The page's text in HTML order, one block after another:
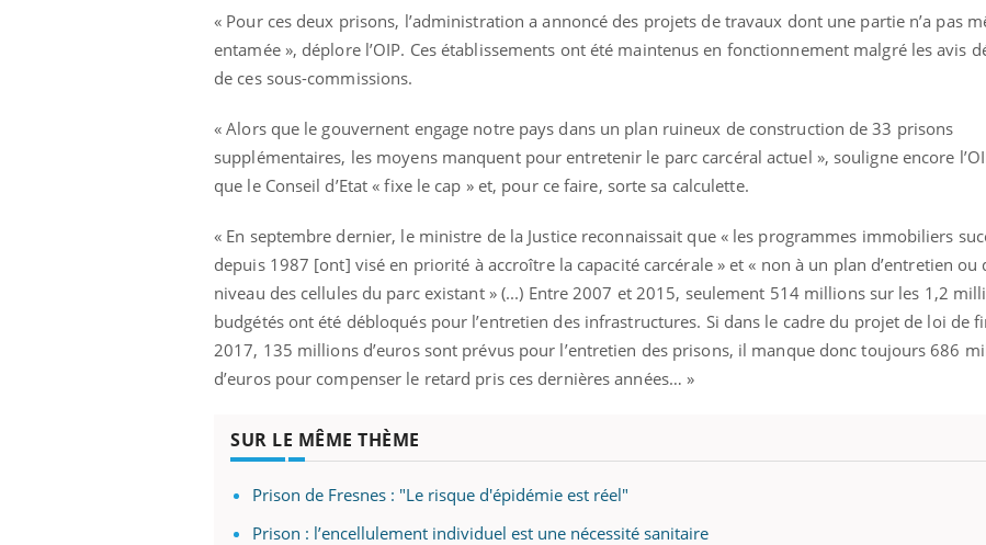
« Pour ces deux prisons, l’administration a annoncé des projets de travaux dont une partie n’a pas
entamée », déplore l’OIP. Ces établissements ont été maintenus en fonctionnement malgré les avis
de ces sous-commissions.
« Alors que le gouvernent engage notre pays dans un plan ruineux de construction de 33 prisons
supplémentaires, les moyens manquent pour entretenir le parc carcéral actuel », souligne encore
que le Conseil d’Etat « fixe le cap » et, pour ce faire, sorte sa calculette.
« En septembre dernier, le ministre de la Justice reconnaissait que « les programmes immobiliers
depuis 1987 [ont] visé en priorité à accroître la capacité carcérale » et « non à un plan d’entretien ou
niveau des cellules du parc existant » (...) Entre 2007 et 2015, seulement 514 millions sur les 1,2
budgétés ont été débloqués pour l’entretien des infrastructures. Si dans le cadre du projet de loi de
2017, 135 millions d’euros sont prévus pour l’entretien des prisons, il manque donc toujours 686
d’euros pour compenser le retard pris ces dernières années… »
SUR LE MÊME THÈME
Prison de Fresnes : "Le risque d'épidémie est réel"
Prison : l’encellulement individuel est une nécessité sanitaire